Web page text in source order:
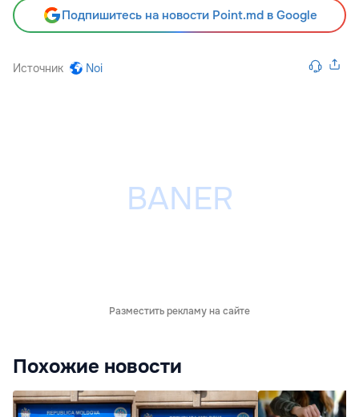
Подпишитесь на новости Point.md в Google
Источник Noi
Разместить рекламу на сайте
Похожие новости